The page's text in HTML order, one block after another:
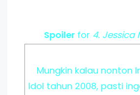
Spoiler for 4. Jessica
Mungkin kalau nonton
Idol tahun 2008, pasti